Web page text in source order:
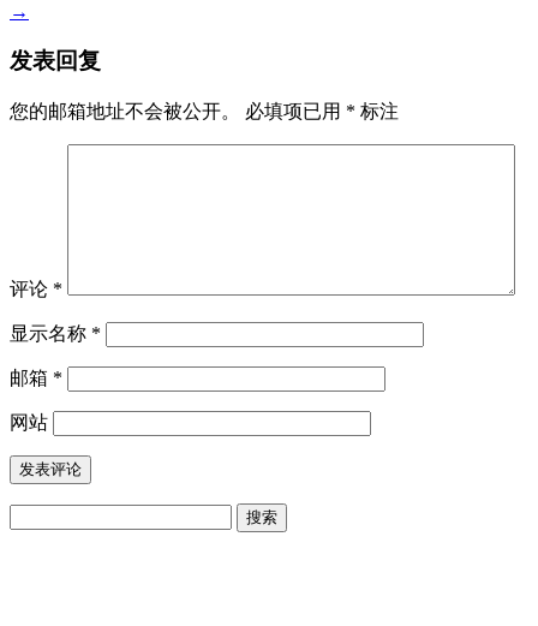
→
发表回复
您的邮箱地址不会被公开。 必填项已用 * 标注
评论 *
显示名称 *
邮箱 *
网站